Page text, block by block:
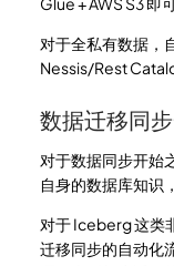
对于全私有数据，
Nessis/Rest
数据迁移同
对于数据同步开始
自身的数据库知识
对于 Iceberg 这类
迁移同步的自动化